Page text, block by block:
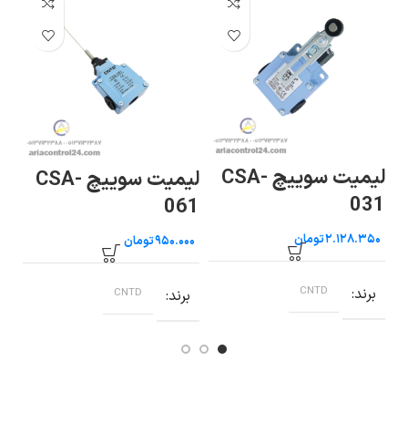
لیمیت سوییچ CSA-
031
تومان
برند CNTD
لیمیت سوییچ CSA-
061
تومان
برند CNTD